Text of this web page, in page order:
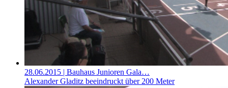
28.06.2015 | Bauhaus Junioren Gala…
Alexander Gladitz beeindruckt über 200 Meter